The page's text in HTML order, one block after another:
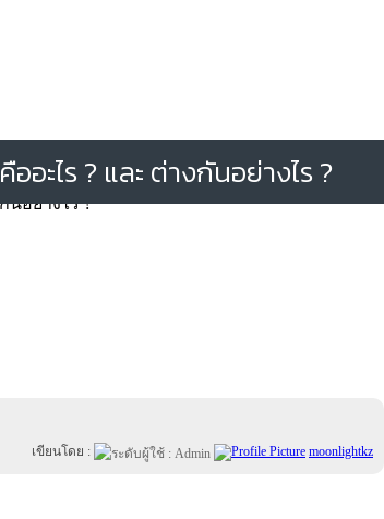
อะไร ? และ ต่างกันอย่างไร ?
เขียนโดย :
moonlightkz